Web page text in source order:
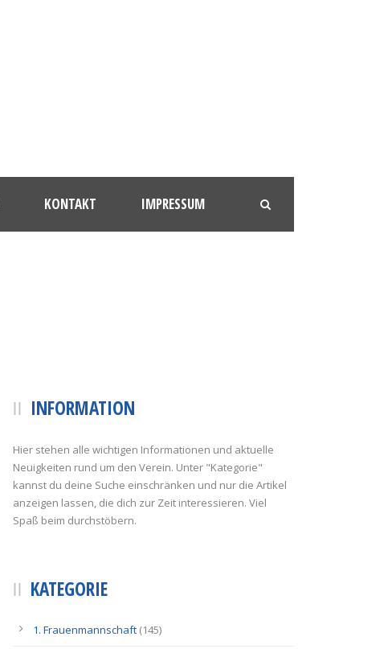
KONTAKT IMPRESSUM
INFORMATION
Hier stehen alle wichtigen Informationen und aktuelle
Neuigkeiten rund um den Verein. Unter "Kategorie"
kannst du deine Suche einschränken und nur die Artikel
anzeigen lassen, die dich zur Zeit interessieren. Viel
Spaß beim durchstöbern.
KATEGORIE
1. Frauenmannschaft (145)